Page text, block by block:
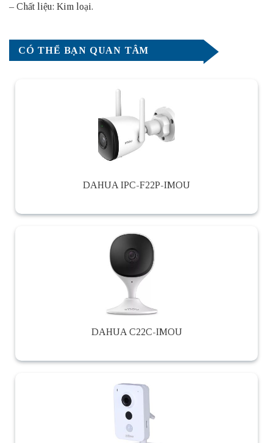
– Chất liệu: Kim loại.
CÓ THỂ BẠN QUAN TÂM
DAHUA IPC-F22P-IMOU
DAHUA C22C-IMOU